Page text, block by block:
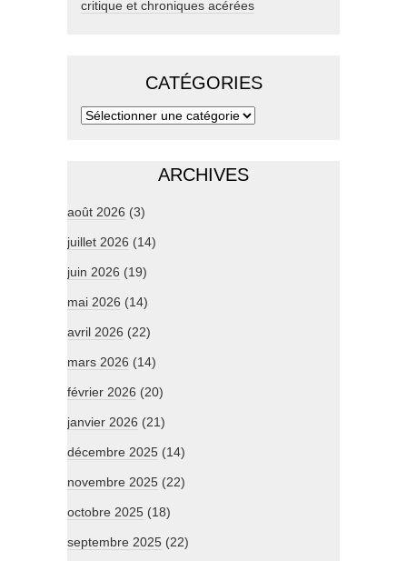
critique et chroniques acérées
CATÉGORIES
ARCHIVES
août 2026 (3)
juillet 2026 (14)
juin 2026 (19)
mai 2026 (14)
avril 2026 (22)
mars 2026 (14)
février 2026 (20)
janvier 2026 (21)
décembre 2025 (14)
novembre 2025 (22)
octobre 2025 (18)
septembre 2025 (22)